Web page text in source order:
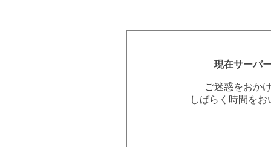
現在サーバ
ご迷惑をおか
しばらく時間を